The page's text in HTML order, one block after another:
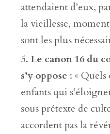
attendaient d’eux,
la vieillesse,
sont les plus
Le canon 16 du
s’y oppose : « Quels
enfants qui
sous prétexte de
accordent pas la